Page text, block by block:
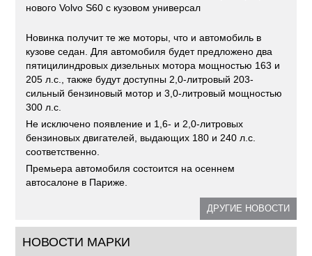
нового Volvo S60 с кузовом универсал
Новинка получит те же моторы, что и автомобиль в
кузове седан. Для автомобиля будет предложено два
пятицилиндровых дизельных мотора мощностью 163 и
205 л.с., также будут доступны 2,0-литровый 203-
сильный бензиновый мотор и 3,0-литровый мощностью
300 л.с.
Не исключено появление и 1,6- и 2,0-литровых
бензиновых двигателей, выдающих 180 и 240 л.с.
соответственно.
Премьера автомобиля состоится на осеннем
автосалоне в Париже.
ДРУГИЕ НОВОСТИ
НОВОСТИ МАРКИ